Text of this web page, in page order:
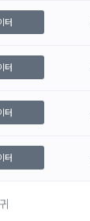
터
터
터
터